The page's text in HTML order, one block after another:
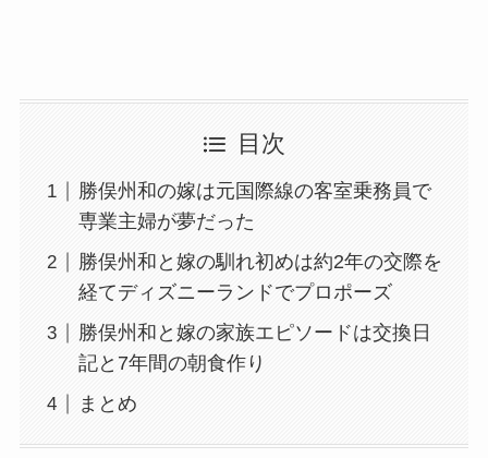
目次
勝俣州和の嫁は元国際線の客室乗務員で
専業主婦が夢だった
勝俣州和と嫁の馴れ初めは約2年の交際を
経てディズニーランドでプロポーズ
勝俣州和と嫁の家族エピソードは交換日
記と7年間の朝食作り
まとめ